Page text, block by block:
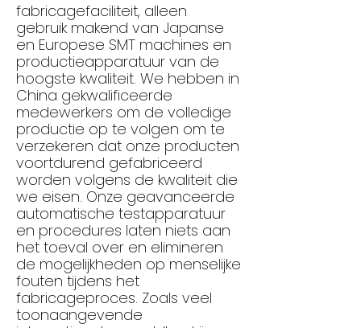
fabricagefaciliteit, alleen
gebruik makend van Japanse
en Europese SMT machines en
productieapparatuur van de
hoogste kwaliteit. We hebben in
China gekwalificeerde
medewerkers om de volledige
productie op te volgen om te
verzekeren dat onze producten
voortdurend gefabriceerd
worden volgens de kwaliteit die
we eisen. Onze geavanceerde
automatische testapparatuur
en procedures laten niets aan
het toeval over en elimineren
de mogelijkheden op menselijke
fouten tijdens het
fabricageproces. Zoals veel
toonaangevende